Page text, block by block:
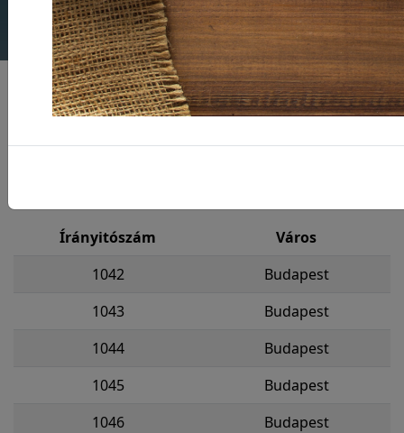
Tisztelt Vásárlóink!
Szeretnénk tájékoztatni Önöket, hogy kiszállítást
Amennyiben egyedi igényeik vagy további kérdéseik
Írányitószám
Város
1042
Budapest
1043
Budapest
1044
Budapest
1045
Budapest
1046
Budapest